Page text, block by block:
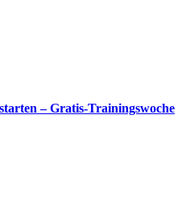
– Gratis-Trainingswoche